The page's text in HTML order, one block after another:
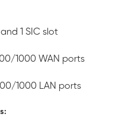
1 SIC slot
1000 WAN ports
1000 LAN ports